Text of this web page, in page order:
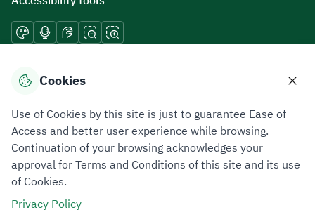
Download mobile applications
Privacy PolicyTerms of UseSite Map
All rights reserved 2026 © ZATCA.GOV.SA
Cookies
Use of Cookies by this site is just to guarantee Ease of
Access and better user experience while browsing.
Continuation of your browsing acknowledges your
approval for Terms and Conditions of this site and its use
of Cookies.
Privacy Policy